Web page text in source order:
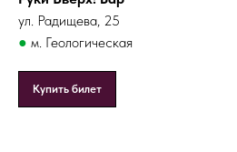
ул. Радищева, 25
● м. Геологическая
Купить билет